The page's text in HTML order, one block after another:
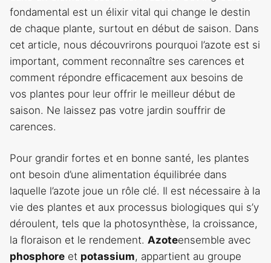
fondamental est un élixir vital qui change le destin
de chaque plante, surtout en début de saison. Dans
cet article, nous découvrirons pourquoi l’azote est si
important, comment reconnaître ses carences et
comment répondre efficacement aux besoins de
vos plantes pour leur offrir le meilleur début de
saison. Ne laissez pas votre jardin souffrir de
carences.
Pour grandir fortes et en bonne santé, les plantes
ont besoin d’une alimentation équilibrée dans
laquelle l’azote joue un rôle clé. Il est nécessaire à la
vie des plantes et aux processus biologiques qui s’y
déroulent, tels que la photosynthèse, la croissance,
la floraison et le rendement. Azoteensemble avec
phosphore et potassium, appartient au groupe